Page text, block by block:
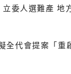
立委人選難產 地
全代會提案「重